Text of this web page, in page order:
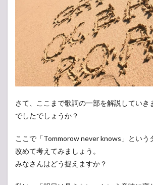
さて、ここまで歌詞の一部を解説していき
でしたでしょうか？
ここで「Tommorow never knows」という
改めて考えてみましょう。
みなさんはどう捉えますか？